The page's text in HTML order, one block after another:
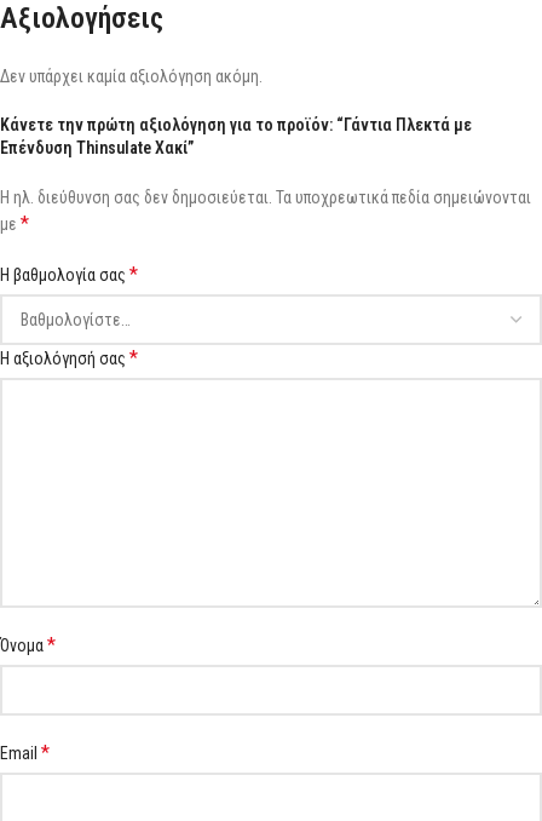
Αξιολογήσεις
Δεν υπάρχει καμία αξιολόγηση ακόμη.
Κάνετε την πρώτη αξιολόγηση για το προϊόν: “Γάντια Πλεκτά με
Επένδυση Thinsulate Χακί”
Η ηλ. διεύθυνση σας δεν δημοσιεύεται. Τα υποχρεωτικά πεδία σημειώνονται
με *
Η βαθμολογία σας *
Η αξιολόγησή σας *
Όνομα*
Email *